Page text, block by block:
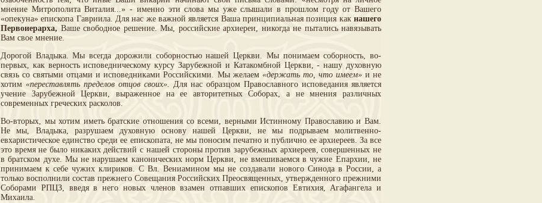
мнение Митрополита Виталия...» - именно эти слова мы уже слышали в прошлом году от Вашего
«опекуна» епископа Гавриила. Для нас же важной является Ваша принципиальная позиция как нашего
Первоиерарха, Ваше свободное решение. Мы, российские архиереи, никогда не пытались навязывать
Вам свое мнение.
Дорогой Владыка. Мы всегда дорожили соборностью нашей Церкви. Мы понимаем соборность, во-
первых, как верность исповедническому курсу Зарубежной и Катакомбной Церкви, - нашу духовную
связь со святыми отцами и исповедниками Российскими. Мы желаем «держать то, что имеем» и не
хотим «переставлять пределов отцов своих». Для нас образцом Православного исповедания является
учение Зарубежной Церкви, выраженное на ее авторитетных Соборах, а не мнения различных
современных греческих расколов.
Во-вторых, мы хотим иметь братские отношения со всеми, верными Истинному Православию и Вам.
Не мы, Владыка, разрушаем духовную основу нашей Церкви, не мы подрываем молитвенно-
евхаристическое единство среди ее епископата, не мы поносим печатно и публично ее архиереев. За все
это время не было никаких действий с нашей стороны против зарубежных архиереев, совершенных не
в братском духе. Мы не нарушаем канонических норм Церкви, не вмешиваемся в чужие Епархии, не
принимаем к себе чужих клириков. С Вл. Вениамином мы не создавали нового Синода в России, а
только восполнили состав прежнего Совещания Российских Преосвященных, утвержденного прежними
Соборами РПЦЗ, введя в него новых членов взамен отпавших епископов Евтихия, Агафангела и
Михаила.